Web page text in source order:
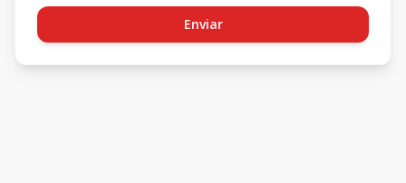
Enviar